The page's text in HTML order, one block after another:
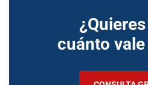
cuánto